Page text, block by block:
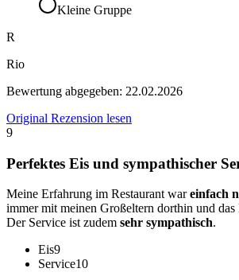
Kleine Gruppe
R
Rio
Bewertung abgegeben: 22.02.2026
Original Rezension lesen
9
Perfektes Eis und sympathischer
Meine Erfahrung im Restaurant wareinfach
immer mit meinen Großeltern dorthin und das
Der Service ist zudem sehr sympathisch.
Eis9
Service10